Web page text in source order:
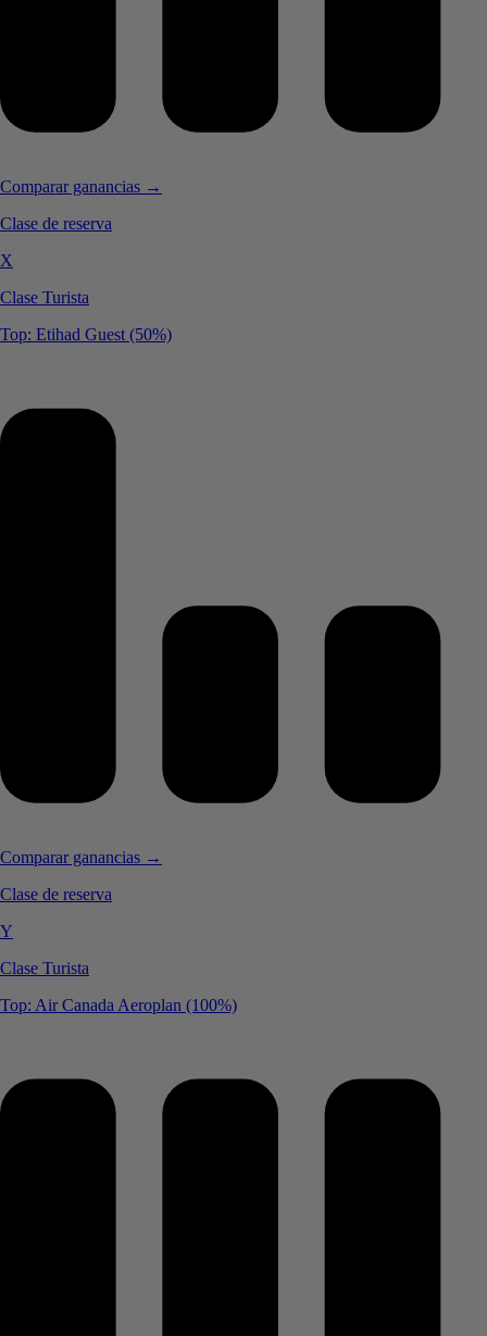
Comparar ganancias →
Clase de reserva
X
Clase Turista
Top: Etihad Guest (50%)
Comparar ganancias →
Clase de reserva
Y
Clase Turista
Top: Air Canada Aeroplan (100%)